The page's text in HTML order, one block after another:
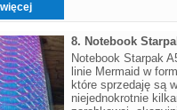
Notebook Starpak
linie Mermaid w
które sprzedaję są
niejednokrotnie